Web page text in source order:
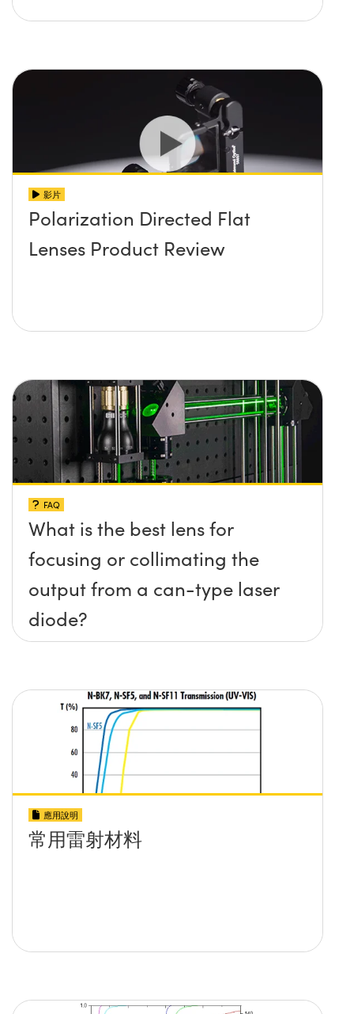
影片
Polarization Directed Flat
Lenses Product Review
FAQ
What is the best lens for
focusing or collimating the
output from a can-type laser
diode?
應用說明
常用雷射材料